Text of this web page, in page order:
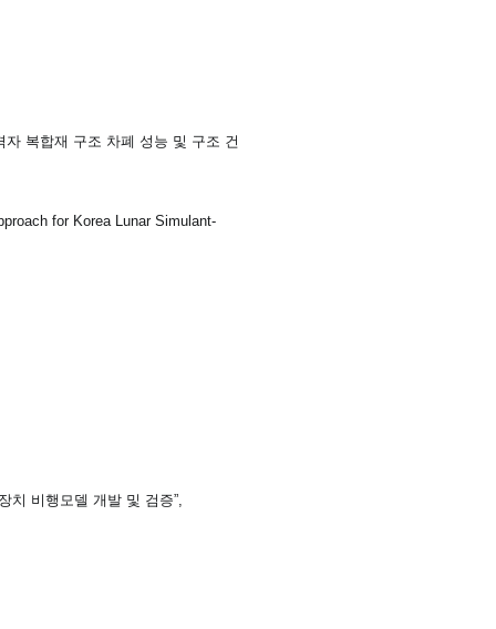
자 복합재 구조 차폐 성능 및 구조 건
for Korea Lunar Simulant-
치 비행모델 개발 및 검증”,